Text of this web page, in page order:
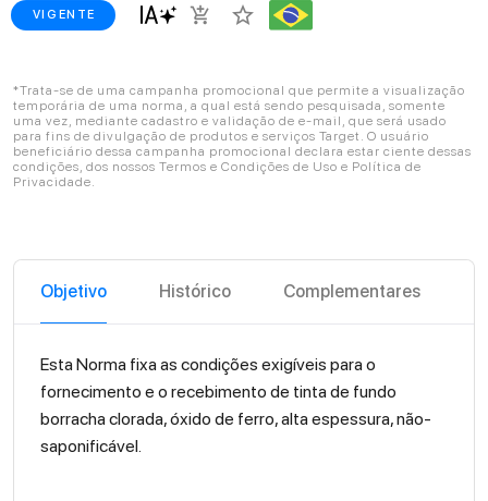
VIGENTE add_shopping_cart star_border
*Trata-se de uma campanha promocional que permite a visualização
temporária de uma norma, a qual está sendo pesquisada, somente
uma vez, mediante cadastro e validação de e-mail, que será usado
para fins de divulgação de produtos e serviços Target. O usuário
beneficiário dessa campanha promocional declara estar ciente dessas
condições, dos nossos Termos e Condições de Uso e Política de
Privacidade.
Objetivo Histórico Complementares
Esta Norma fixa as condições exigíveis para o
fornecimento e o recebimento de tinta de fundo
borracha clorada, óxido de ferro, alta espessura, não-
saponificável.